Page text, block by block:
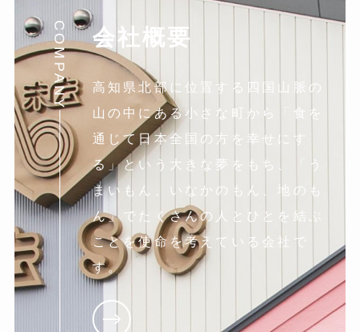
COMPANY 会社概要
高知県北部に位置する四国山脈の
山の中にある小さな町から「食を
通じて日本全国の方を幸せにす
る」という大きな夢をもち、「う
まいもん、いなかのもん、地のも
ん」でたくさんの人とひとを結ぶ
ことを使命を考えている会社で
す。